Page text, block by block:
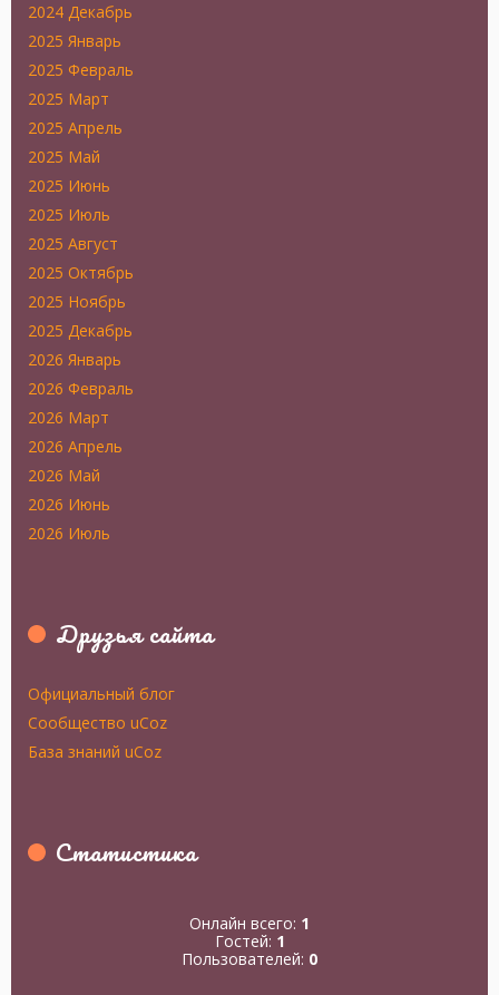
2024 Декабрь
2025 Январь
2025 Февраль
2025 Март
2025 Апрель
2025 Май
2025 Июнь
2025 Июль
2025 Август
2025 Октябрь
2025 Ноябрь
2025 Декабрь
2026 Январь
2026 Февраль
2026 Март
2026 Апрель
2026 Май
2026 Июнь
2026 Июль
Друзья сайта
Официальный блог
Сообщество uCoz
База знаний uCoz
Статистика
Онлайн всего: 1
Гостей: 1
Пользователей: 0